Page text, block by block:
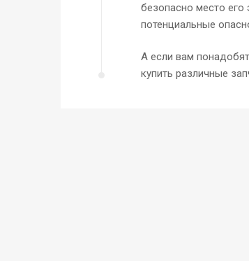
безопасно место его
потенциальные
А если вам
купить различные